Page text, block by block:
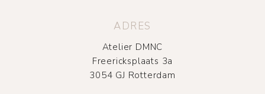
ADRES
Atelier DMNC
Freericksplaats 3a
3054 GJ Rotterdam